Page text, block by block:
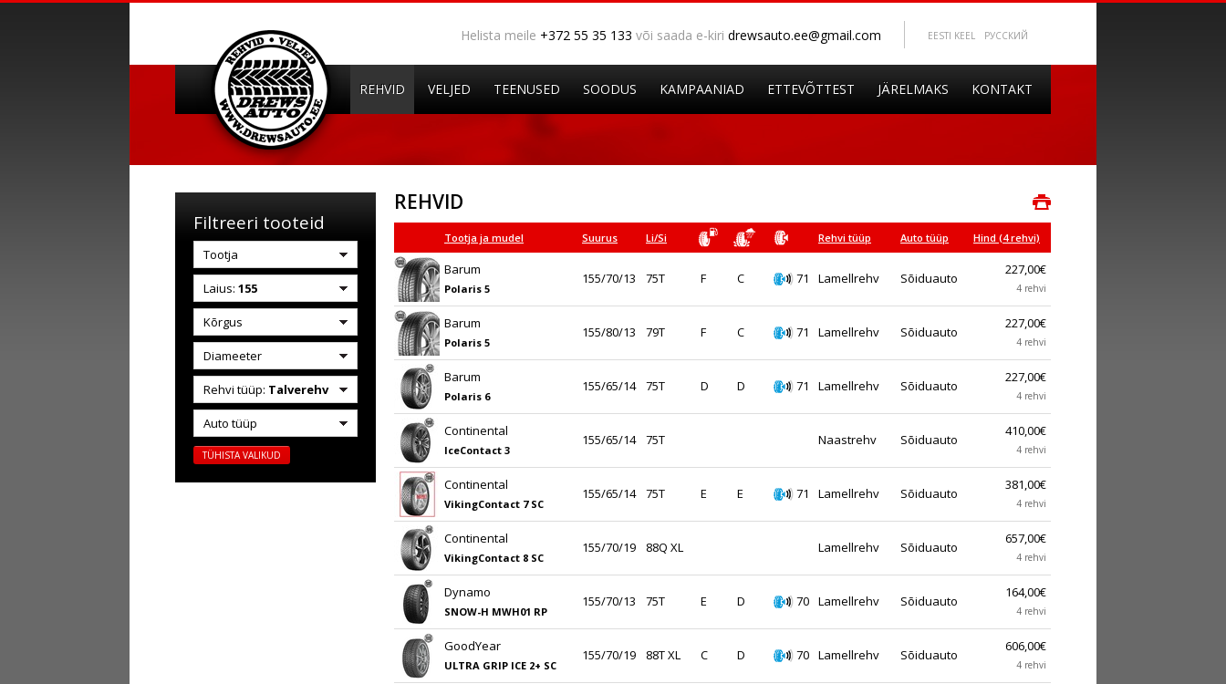
EESTI KEEL PУССКИЙ
Helista meile +372 55 35 133 või saada e-kiri drewsauto.ee@gmail.com
REHVID VELJED TEENUSED SOODUS KAMPAANIAD ETTEVÕTTEST JÄRELMAKS KONTAKT
REHVID
Tootja ja mudel Suurus Li/Si Rehvi tüüp Auto tüüp Hind (4 rehvi)
Barum
Polaris 5
155/70/13 75T F C 71 Lamellrehv Sõiduauto
227,00€
4 rehvi
Barum
Polaris 5
155/80/13 79T F C 71 Lamellrehv Sõiduauto
227,00€
4 rehvi
Barum
Polaris 6
155/65/14 75T D D 71 Lamellrehv Sõiduauto
227,00€
4 rehvi
Continental
IceContact 3
155/65/14 75T Naastrehv Sõiduauto
410,00€
4 rehvi
Continental
VikingContact 7 SC
155/65/14 75T E E 71 Lamellrehv Sõiduauto
381,00€
4 rehvi
Continental
VikingContact 8 SC
155/70/19 88Q XL Lamellrehv Sõiduauto
657,00€
4 rehvi
Dynamo
SNOW-H MWH01 RP
155/70/13 75T E D 70 Lamellrehv Sõiduauto
164,00€
4 rehvi
GoodYear
ULTRA GRIP ICE 2+ SC
155/70/19 88T XL C D 70 Lamellrehv Sõiduauto
606,00€
4 rehvi
Filtreeri tooteid
Tootja
Laius: 155
Kõrgus
Diameeter
Rehvi tüüp: Talverehv
Auto tüüp
TÜHISTA VALIKUD